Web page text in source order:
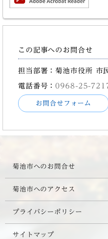
この記事へのお問合せ
担当部署：菊池市役所 市
電話番号：0968-25-
お問合せフォーム
菊池市へのお問合せ
菊池市へのアクセス
プライバシーポリシー
サイトマップ